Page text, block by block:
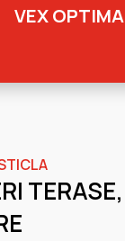
VEX OPTIMA
TERASE,